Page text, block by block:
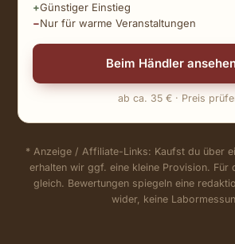
Günstiger Einstieg
Nur für warme Veranstaltungen
Beim Händler
ab ca. 35 € · Preis
* Anzeige / Affiliate-Links: Kaufst du über
erhalten wir ggf. eine kleine Provision. Für
gleich. Bewertungen spiegeln eine
wider, keine